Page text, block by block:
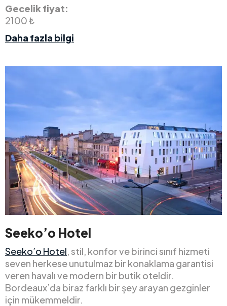
Gecelik fiyat:
2100 ₺
Daha fazla bilgi
Seeko’o Hotel
Seeko’o Hotel, stil, konfor ve birinci sınıf hizmeti
seven herkese unutulmaz bir konaklama garantisi
veren havalı ve modern bir butik oteldir.
Bordeaux’da biraz farklı bir şey arayan gezginler
için mükemmeldir.